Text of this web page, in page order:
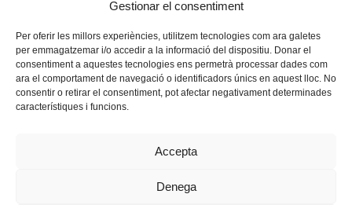
Gestionar el consentiment
Per oferir les millors experiències, utilitzem tecnologies com ara galetes
per emmagatzemar i/o accedir a la informació del dispositiu. Donar el
consentiment a aquestes tecnologies ens permetrà processar dades com
ara el comportament de navegació o identificadors únics en aquest lloc. No
consentir o retirar el consentiment, pot afectar negativament determinades
característiques i funcions.
Accepta
Denega